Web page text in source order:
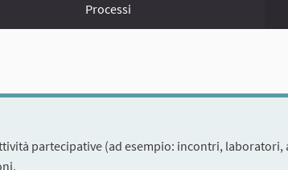
Processi
partecipative (ad esempio: incontri,